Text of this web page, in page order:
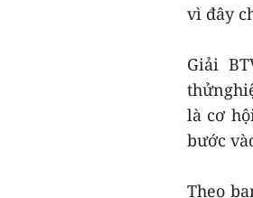
vì đây
Giải
là cơ
bước
Theo